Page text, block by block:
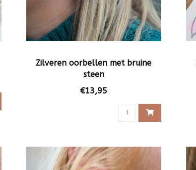
Zilveren oorbellen met bruine
steen
€13,95